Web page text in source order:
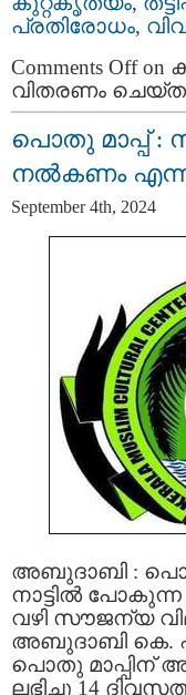
പ്രതിരോധം,
Comments Offon
വിതരണം ചെയ്ത
പൊതു മാപ്പ് :
നൽകണം എന്ന്
September 4th, 2024
അബുദാബി :
നാട്ടിൽ
വഴി സൗജന്യ
അബുദാബി കെ.
പൊതു മാപ്പിന്
ലഭിച്ചു 14